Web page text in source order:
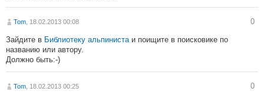
Tom , 18.02.2013 00:08 0
Зайдите в Библиотеку альпиниста и поищите в поисковике по
названию или автору.
Должно быть:-)
Tom , 18.02.2013 00:25 0